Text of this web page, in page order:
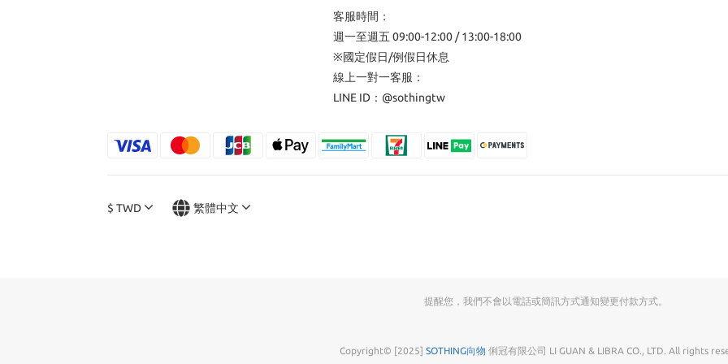
客服時間：
週一至週五 09:00-12:00 / 13:00-18:00
※國定假日/例假日休息
線上一對一客服：
LINE ID： @sothingtw
$ TWD 繁體中文
提醒您，我們不會以電話或簡訊方式通知變更付款方式。
Copyright© [2025] SOTHING向物 俐冠有限公司 LI GUAN & LIBRA CO., LTD. All rights